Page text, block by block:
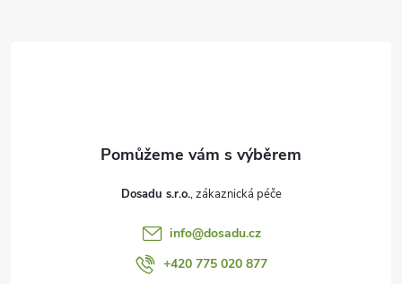
Dosadu s.r.o.
info@dosadu.cz
+420 775 020 877